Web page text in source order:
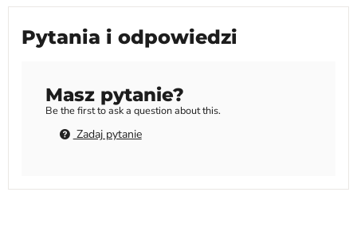
Pytania i odpowiedzi
Masz pytanie?
Be the first to ask a question about this.
Zadaj pytanie